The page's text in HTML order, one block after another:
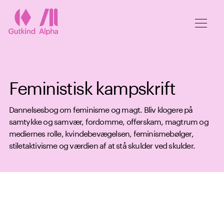
Spring til hovedindhold
Feministisk kampskrift
Dannelsesbog om feminisme og magt. Bliv klogere på
samtykke og samvær, fordomme, offerskam, magtrum og
mediernes rolle, kvindebevægelsen, feminismebølger,
stiletaktivisme og værdien af at stå skulder ved skulder.